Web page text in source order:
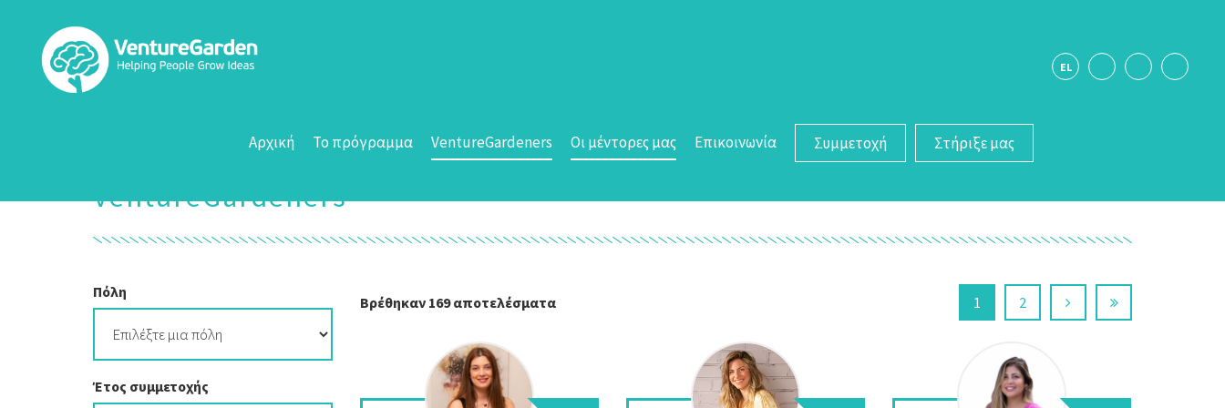
EL
Αρχική Το πρόγραμμα VentureGardeners Οι μέντορες μας Επικοινωνία Συμμετοχή Στήριξε μας
VentureGardeners
Πόλη
Έτος συμμετοχής
Βρέθηκαν 169 αποτελέσματα 1 2